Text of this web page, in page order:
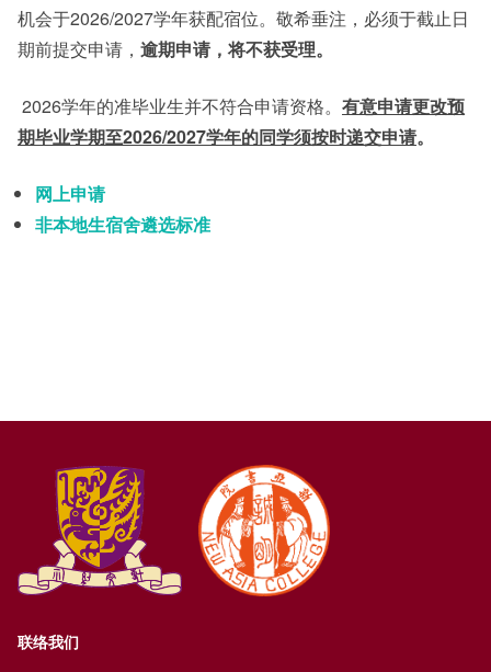
机会于2026/2027学年获配宿位。敬希垂注，必须于截止日
期前提交申请， 逾期申请，将不获受理。
2026学年的准毕业生并不符合申请资格。 有意申请更改预
期毕业学期至2026/2027学年的同学须按时递交申请。
网上申请
非本地生宿舍遴选标准
联络我们